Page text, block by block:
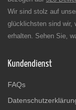
Wir sind stolz auf
glücklichsten sind wir,
erhalten. Sehen Sie,
Kundendienst
FAQs